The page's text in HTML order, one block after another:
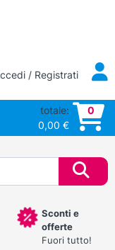
/ Registrati
totale:
0,00 €
0
Sconti e
offerte
Fuori tutto!